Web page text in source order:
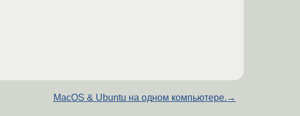
MacOS & Ubuntu на одном компьютере. →